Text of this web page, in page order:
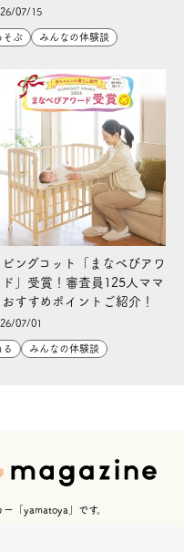
07/15
そぶ
みんなの体験談
ビングコット「まなべびアワ
ド」受賞！審査員125人ママ
すすめポイントご紹介！
07/01
る
みんなの体験談
「yamatoya」です。